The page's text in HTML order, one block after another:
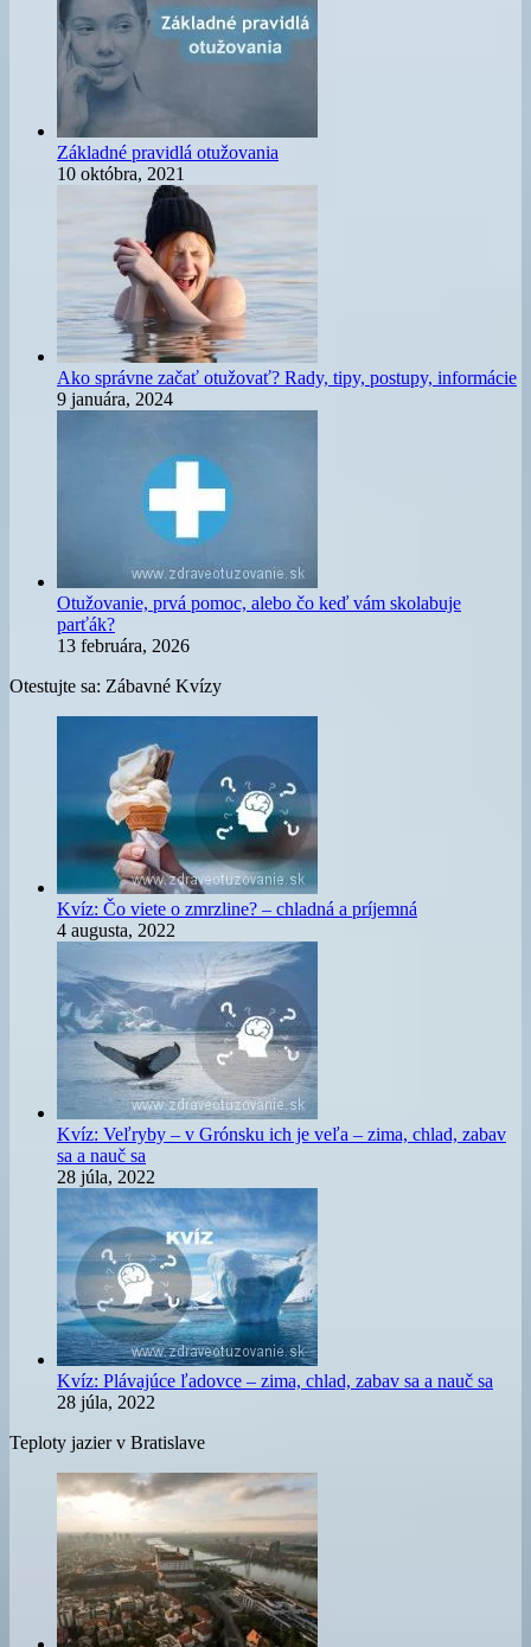
Základné pravidlá otužovania
10 októbra, 2021
Ako správne začať otužovať? Rady, tipy, postupy, informácie
9 januára, 2024
Otužovanie, prvá pomoc, alebo čo keď vám skolabuje
parťák?
13 februára, 2026
Otestujte sa: Zábavné Kvízy
Kvíz: Čo viete o zmrzline? – chladná a príjemná
4 augusta, 2022
Kvíz: Veľryby – v Grónsku ich je veľa – zima, chlad, zabav
sa a nauč sa
28 júla, 2022
Kvíz: Plávajúce ľadovce – zima, chlad, zabav sa a nauč sa
28 júla, 2022
Teploty jazier v Bratislave